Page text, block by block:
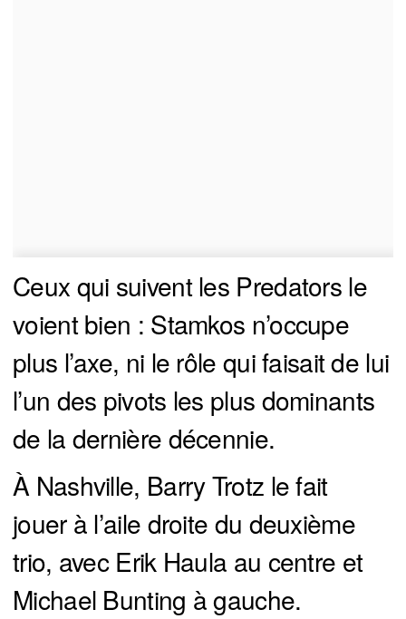
Ceux qui suivent les Predators le
voient bien : Stamkos n’occupe
plus l’axe, ni le rôle qui faisait de lui
l’un des pivots les plus dominants
de la dernière décennie.
À Nashville, Barry Trotz le fait
jouer à l’aile droite du deuxième
trio, avec Erik Haula au centre et
Michael Bunting à gauche.